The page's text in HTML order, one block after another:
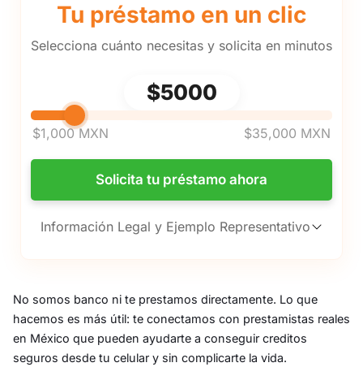
Tu préstamo en un clic
Selecciona cuánto necesitas y solicita en minutos
$5000
$1,000 MXN $35,000 MXN
Solicita tu préstamo ahora
Información Legal y Ejemplo Representativo
No somos banco ni te prestamos directamente. Lo que
hacemos es más útil: te conectamos con prestamistas reales
en México que pueden ayudarte a conseguir creditos
seguros desde tu celular y sin complicarte la vida.